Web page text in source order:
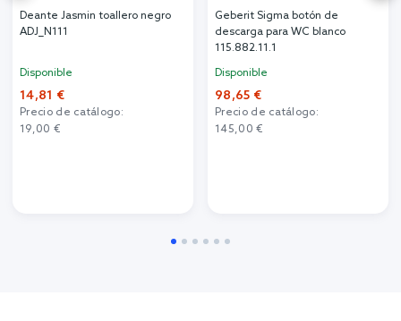
Deante Jasmin toallero negro
ADJ_N111
Disponible
14,81 €
Precio de catálogo:
19,00 €
Geberit Sigma botón de
descarga para WC blanco
115.882.11.1
Disponible
98,65 €
Precio de catálogo:
145,00 €